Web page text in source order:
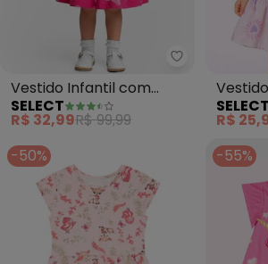
Select -
Vestido Infantil com
Manga Godê (Rosa)
SELECT
R$ 32,99R$ 99,99
Alças
SELECT
R$
-50%
-55%